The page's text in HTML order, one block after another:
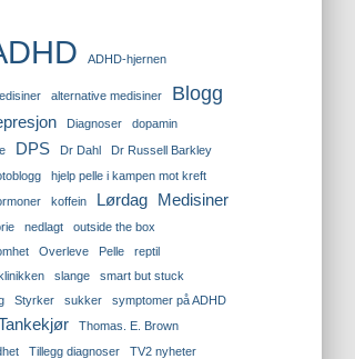
ADHD-hjernen
alternative medisiner Blogg
Diagnoser
dopamin
DPS Dr Dahl
Dr Russell Barkley
hjelp pelle i kampen mot kreft
koffein Lørdag Medisiner
nedlagt
outside the box
Overleve Pelle
reptil
slange
smart but stuck
Styrker sukker symptomer på ADHD
Thomas. E. Brown
Tillegg diagnoser TV2 nyheter